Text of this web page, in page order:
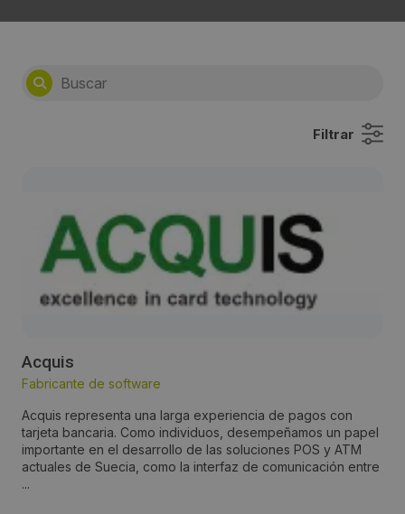
Filtrar
Acquis
Fabricante de software
Acquis representa una larga experiencia de pagos con
tarjeta bancaria. Como individuos, desempeñamos un papel
importante en el desarrollo de las soluciones POS y ATM
actuales de Suecia, como la interfaz de comunicación entre
...